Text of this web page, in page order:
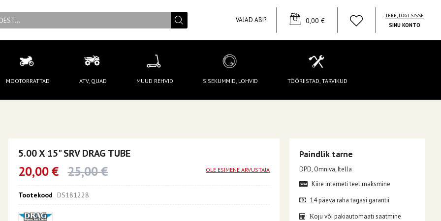
VAJAD ABI? YOUR CART
0,00 €
TERE, LOGI SISSE
SINU KONTO
MOOTORRATTAD ATV, QUAD MUUD REHVID SISEKUMMID, LOHVID TÖÖRIISTAD, TARVIKUD
5.00 X 15" SRV DRAG TUBE
20,00 € 25,00 € OLE ESIMENE ARVUSTAJA
Tootekood DS181228
Paindlik tarne
DPD, Omniva, Itella
Kiire interneti teel maksmine
14 päeva raha tagasi garantii
Koju või pakiautomaati saatmine